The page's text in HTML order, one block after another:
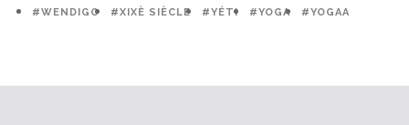
#WENDIGO #XIXÈ SIÈCLE #YÉTI #YOGA #YOGAA